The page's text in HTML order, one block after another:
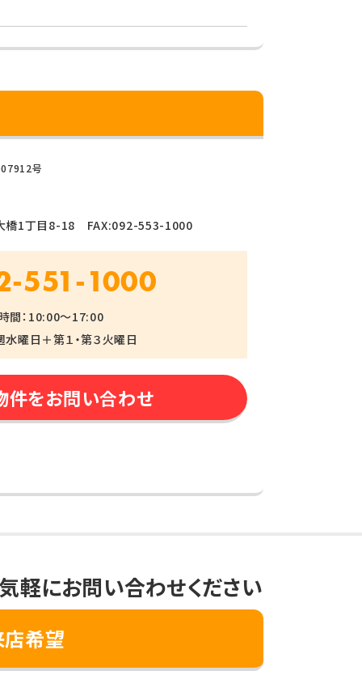
号
橋1丁目8-18 FAX:092-553-1000
551-1000
間：10:00～17:00
水曜日＋第１・第３火曜日
件をお問い合わせ
軽にお問い合わせください
希望